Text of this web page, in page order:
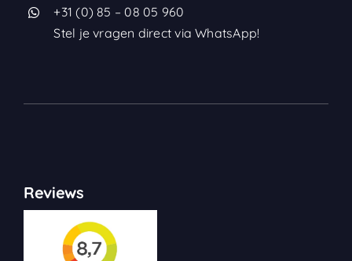
+31 (0) 85 – 08 05 960
Stel je vragen direct via WhatsApp!
Reviews